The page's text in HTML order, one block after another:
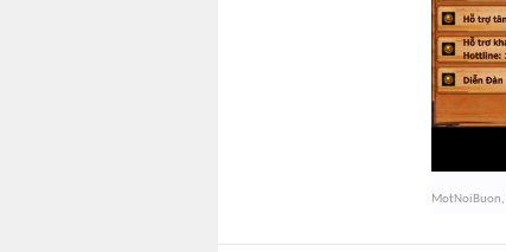
MotNoiBuon,